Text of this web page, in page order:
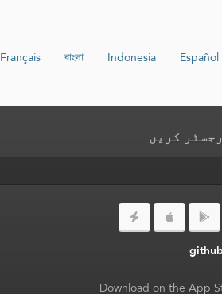
Español
Indonesia
বাংলা
Français
کریں